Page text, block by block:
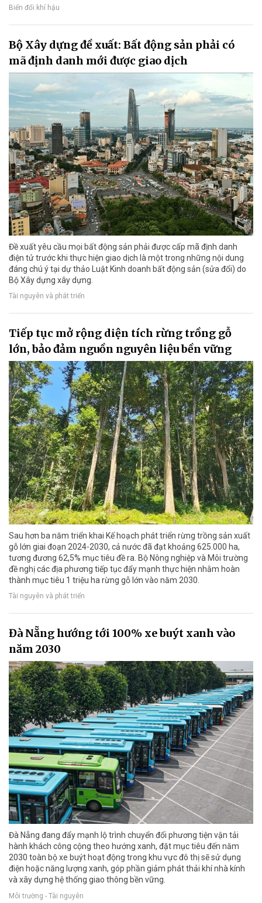
Biến đổi khí hậu
Bộ Xây dựng đề xuất: Bất động sản phải có
mã định danh mới được giao dịch
Đề xuất yêu cầu mọi bất động sản phải được cấp mã định danh
điện tử trước khi thực hiện giao dịch là một trong những nội dung
đáng chú ý tại dự thảo Luật Kinh doanh bất động sản (sửa đổi) do
Bộ Xây dựng xây dựng.
Tài nguyên và phát triển
Tiếp tục mở rộng diện tích rừng trồng gỗ
lớn, bảo đảm nguồn nguyên liệu bền vững
Sau hơn ba năm triển khai Kế hoạch phát triển rừng trồng sản xuất
gỗ lớn giai đoạn 2024-2030, cả nước đã đạt khoảng 625.000 ha,
tương đương 62,5% mục tiêu đề ra. Bộ Nông nghiệp và Môi trường
đề nghị các địa phương tiếp tục đẩy mạnh thực hiện nhằm hoàn
thành mục tiêu 1 triệu ha rừng gỗ lớn vào năm 2030.
Tài nguyên và phát triển
Đà Nẵng hướng tới 100% xe buýt xanh vào
năm 2030
Đà Nẵng đang đẩy mạnh lộ trình chuyển đổi phương tiện vận tải
hành khách công cộng theo hướng xanh, đặt mục tiêu đến năm
2030 toàn bộ xe buýt hoạt động trong khu vực đô thị sẽ sử dụng
điện hoặc năng lượng xanh, góp phần giảm phát thải khí nhà kính
và xây dựng hệ thống giao thông bền vững.
Môi trường - Tài nguyên